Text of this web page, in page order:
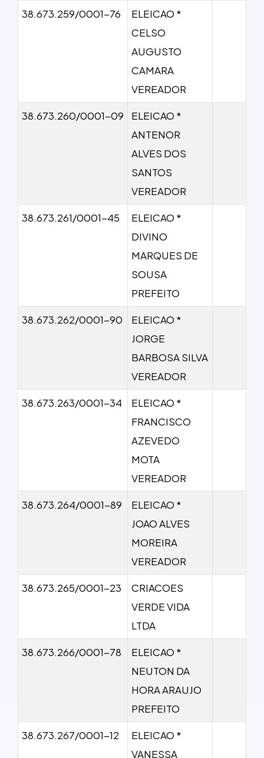
38.673.259/0001-76
ELEICAO *
CELSO
AUGUSTO
CAMARA
VEREADOR
38.673.260/0001-09
ELEICAO *
ANTENOR
ALVES DOS
SANTOS
VEREADOR
38.673.261/0001-45
ELEICAO *
DIVINO
MARQUES DE
SOUSA
PREFEITO
38.673.262/0001-90
ELEICAO *
JORGE
BARBOSA SILVA
VEREADOR
38.673.263/0001-34
ELEICAO *
FRANCISCO
AZEVEDO
MOTA
VEREADOR
38.673.264/0001-89
ELEICAO *
JOAO ALVES
MOREIRA
VEREADOR
38.673.265/0001-23
CRIACOES
VERDE VIDA
LTDA
38.673.266/0001-78
ELEICAO *
NEUTON DA
HORA ARAUJO
PREFEITO
38.673.267/0001-12
ELEICAO *
VANESSA